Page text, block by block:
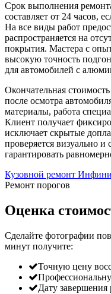
Срок выполнения
составляет от 24 часов,
На все виды работ
распространяется на
покрытия. Мастера с
высокую точность
для автомобилей с
Окончательная
после осмотра
материалы, работа
Клиент получает
исключает скрытые
проверяется визуально
гарантировать
Кузовной ремонт
Ремонт порогов
Оценка
Сделайте фотографии
минут получите:
Точную цену
Дату завершения